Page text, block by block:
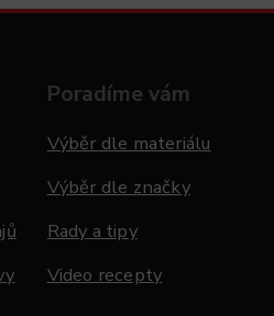
Poradíme vám
Výběr dle materiálu
Výběr dle značky
Rady a tipy
Video recepty